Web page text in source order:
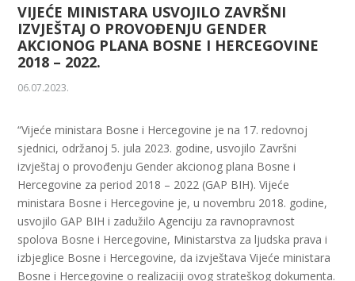
VIJEĆE MINISTARA USVOJILO ZAVRŠNI
IZVJEŠTAJ O PROVOĐENJU GENDER
AKCIONOG PLANA BOSNE I HERCEGOVINE
2018 – 2022.
06.07.2023.
“Vijeće ministara Bosne i Hercegovine je na 17. redovnoj
sjednici, održanoj 5. jula 2023. godine, usvojilo Završni
izvještaj o provođenju Gender akcionog plana Bosne i
Hercegovine za period 2018 – 2022 (GAP BIH). Vijeće
ministara Bosne i Hercegovine je, u novembru 2018. godine,
usvojilo GAP BIH i zadužilo Agenciju za ravnopravnost
spolova Bosne i Hercegovine, Ministarstva za ljudska prava i
izbjeglice Bosne i Hercegovine, da izvještava Vijeće ministara
Bosne i Hercegovine o realizaciji ovog strateškog dokumenta.